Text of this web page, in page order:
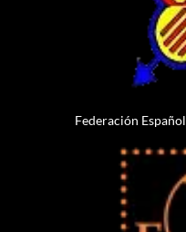
Federación